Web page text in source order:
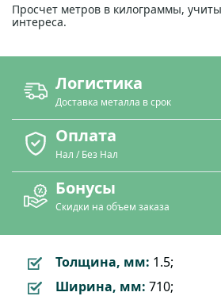
Просчет метров в килограммы,
интереса.
Логистика
Доставка металла в срок
Оплата
Нал / Без Нал
Бонусы
Скидки на объем заказа
Толщина, мм: 1.5;
Ширина, мм: 710;